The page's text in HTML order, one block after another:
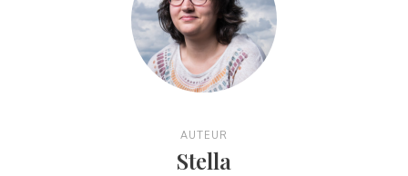
AUTEUR
Stella